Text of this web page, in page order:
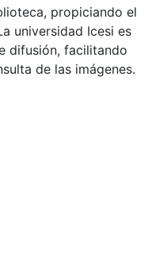
propiciando el
universidad Icesi es
difusión, facilitando
de las imágenes.